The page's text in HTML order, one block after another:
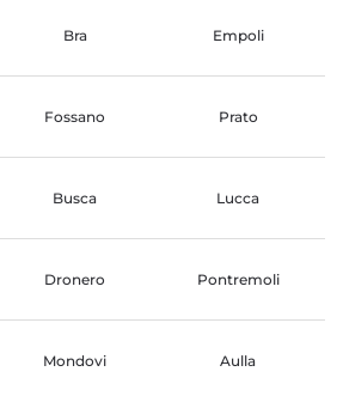
Bra Empoli
Fossano Prato
Busca Lucca
Dronero Pontremoli
Mondovi Aulla